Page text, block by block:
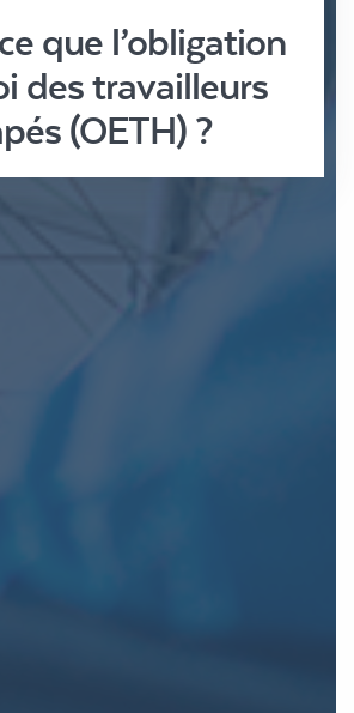
que l’obligation
des travailleurs
(OETH) ?